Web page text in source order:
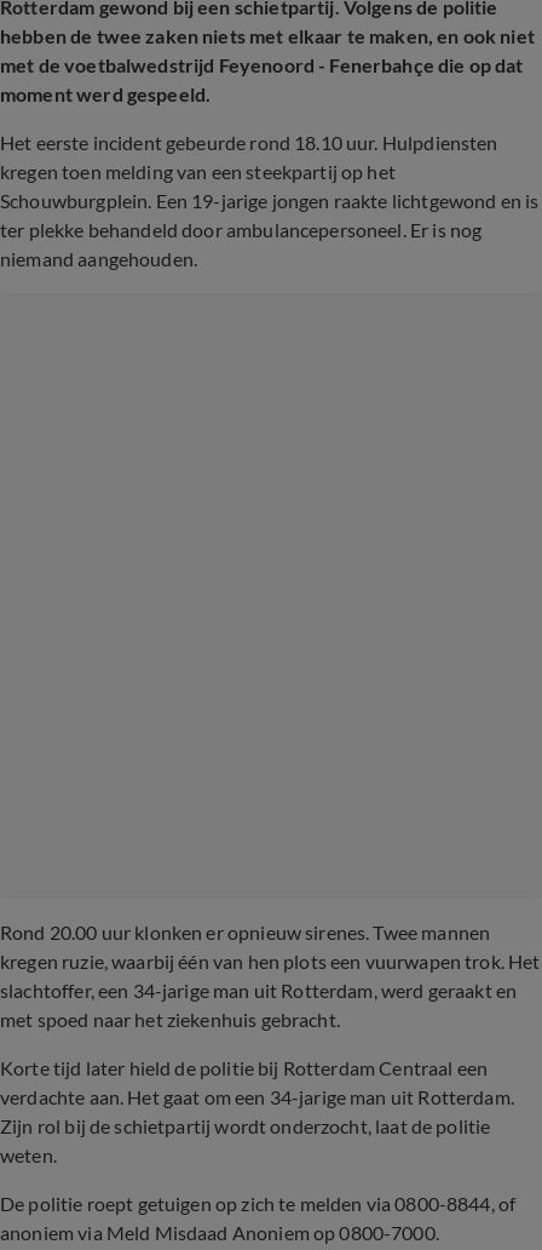
Rotterdam gewond bij een schietpartij. Volgens de politie
hebben de twee zaken niets met elkaar te maken, en ook niet
met de voetbalwedstrijd Feyenoord - Fenerbahçe die op dat
moment werd gespeeld.
Het eerste incident gebeurde rond 18.10 uur. Hulpdiensten
kregen toen melding van een steekpartij op het
Schouwburgplein. Een 19-jarige jongen raakte lichtgewond en is
ter plekke behandeld door ambulancepersoneel. Er is nog
niemand aangehouden.
Rond 20.00 uur klonken er opnieuw sirenes. Twee mannen
kregen ruzie, waarbij één van hen plots een vuurwapen trok. Het
slachtoffer, een 34-jarige man uit Rotterdam, werd geraakt en
met spoed naar het ziekenhuis gebracht.
Korte tijd later hield de politie bij Rotterdam Centraal een
verdachte aan. Het gaat om een 34-jarige man uit Rotterdam.
Zijn rol bij de schietpartij wordt onderzocht, laat de politie
weten.
De politie roept getuigen op zich te melden via 0800-8844, of
anoniem via Meld Misdaad Anoniem op 0800-7000.